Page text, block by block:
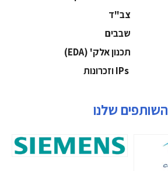
‫צב"ד‬
‫שבבים‬
‫תכנון אלק' (‪(EDA‬‬
השותפים שלנו